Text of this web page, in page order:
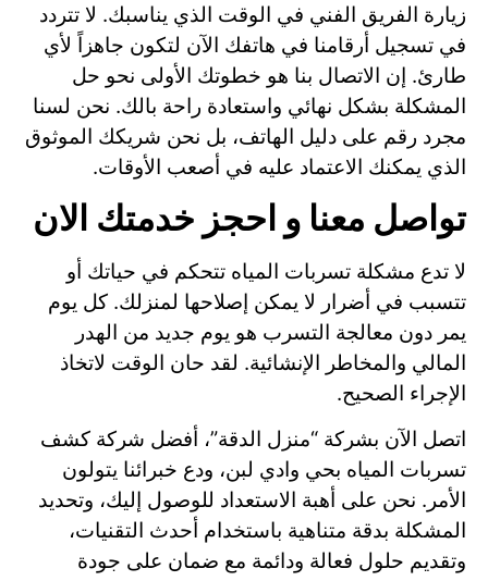
زيارة الفريق الفني في الوقت الذي يناسبك. لا تتردد
في تسجيل أرقامنا في هاتفك الآن لتكون جاهزاً لأي
طارئ. إن الاتصال بنا هو خطوتك الأولى نحو حل
المشكلة بشكل نهائي واستعادة راحة بالك. نحن لسنا
مجرد رقم على دليل الهاتف، بل نحن شريكك الموثوق
الذي يمكنك الاعتماد عليه في أصعب الأوقات.
تواصل معنا و احجز خدمتك الان
لا تدع مشكلة تسربات المياه تتحكم في حياتك أو
تتسبب في أضرار لا يمكن إصلاحها لمنزلك. كل يوم
يمر دون معالجة التسرب هو يوم جديد من الهدر
المالي والمخاطر الإنشائية. لقد حان الوقت لاتخاذ
الإجراء الصحيح.
اتصل الآن بشركة “منزل الدقة”، أفضل شركة كشف
تسربات المياه بحي وادي لبن، ودع خبرائنا يتولون
الأمر. نحن على أهبة الاستعداد للوصول إليك، وتحديد
المشكلة بدقة متناهية باستخدام أحدث التقنيات،
وتقديم حلول فعالة ودائمة مع ضمان على جودة